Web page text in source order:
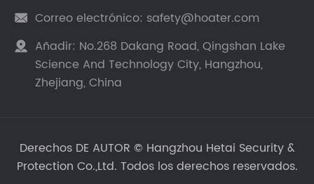
 Correo electrónico: safety@hoater.com
 Añadir: No.268 Dakang Road, Qingshan Lake
Science And Technology City, Hangzhou,
Zhejiang, China
Derechos DE AUTOR © Hangzhou Hetai Security &
Protection Co.,Ltd. Todos los derechos reservados.